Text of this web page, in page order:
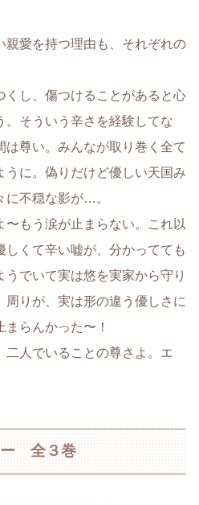
親愛を持つ理由も、それぞれの
くし、傷つけることがあると心
。そういう辛さを経験してな
は尊い。みんなが取り巻く全て
うに。偽りだけど優しい天国み
に不穏な影が…。
〜もう涙が止まらない。これ以
しくて辛い嘘が、分かってても
うでいて実は悠を実家から守り
周りが、実は形の違う優しさに
らんかった〜！
二人でいることの尊さよ。エ
ー 全３巻